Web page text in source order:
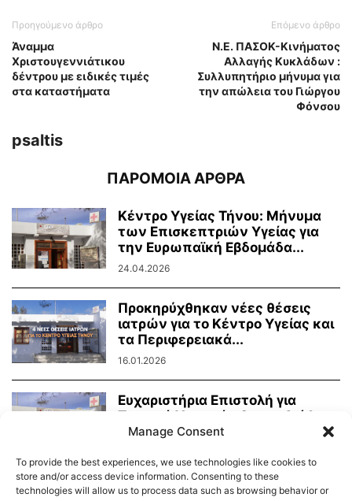
Προηγούμενο άρθρο
Άναμμα
Χριστουγεννιάτικου
δέντρου με ειδικές τιμές
στα καταστήματα
Επόμενο άρθρο
Ν.Ε. ΠΑΣΟΚ-Κινήματος
Αλλαγής Κυκλάδων :
Συλλυπητήριο μήνυμα για
την απώλεια του Γιώργου
Φόνσου
psaltis
ΠΑΡΟΜΟΙΑ ΑΡΘΡΑ
Κέντρο Υγείας Τήνου: Μήνυμα
των Επισκεπτριών Υγείας για
την Ευρωπαϊκή Εβδομάδα...
24.04.2026
Προκηρύχθηκαν νέες θέσεις
ιατρών για το Κέντρο Υγείας και
τα Περιφερειακά...
16.01.2026
Ευχαριστήρια Επιστολή για
Τεχνική Υποστήριξη και Διάθεση
Εξοπλισμού στο Κέντρο Υγείας...
Manage Consent
To provide the best experiences, we use technologies like cookies to
store and/or access device information. Consenting to these
technologies will allow us to process data such as browsing behavior or